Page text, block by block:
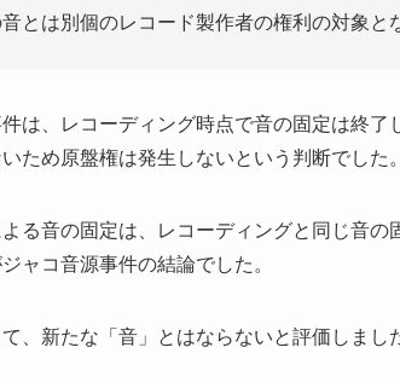
とは別個のレコード製作者の権利の対象と
は、レコーディング時点で音の固定は終了
ため原盤権は発生しないという判断でした。
る音の固定は、レコーディングと同じ音
ャコ音源事件の結論でした。
、新たな「音」とはならないと評価しまし